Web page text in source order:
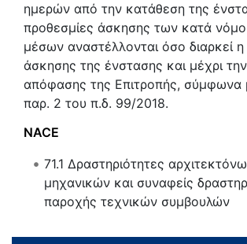
ημερών από την κατάθεση της
προθεσμίες άσκησης των κατά
μέσων αναστέλλονται όσο διαρκεί
άσκησης της ένστασης και μέχρι
απόφασης της Επιτροπής, σύμφωνα
παρ. 2 του π.δ. 99/2018.
NACE
71.1 Δραστηριότητες
μηχανικών και συναφείς
παροχής τεχνικών συμβουλών